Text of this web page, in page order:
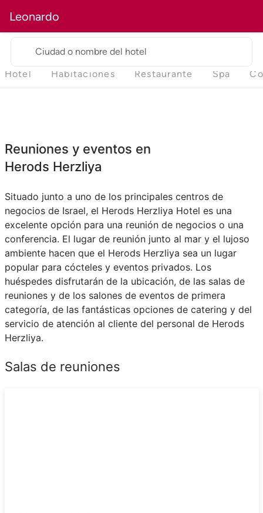
Leonardo
Ciudad o nombre del hotel
Hotel Habitaciones Restaurante Spa
Reuniones y eventos en
Herods Herzliya
Situado junto a uno de los principales centros de
negocios de Israel, el Herods Herzliya Hotel es una
excelente opción para una reunión de negocios o una
conferencia. El lugar de reunión junto al mar y el lujoso
ambiente hacen que el Herods Herzliya sea un lugar
popular para cócteles y eventos privados. Los
huéspedes disfrutarán de la ubicación, de las salas de
reuniones y de los salones de eventos de primera
categoría, de las fantásticas opciones de catering y del
servicio de atención al cliente del personal de Herods
Herzliya.
Salas de reuniones